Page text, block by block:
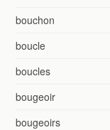
bouchon
boucle
boucles
bougeoir
bougeoirs